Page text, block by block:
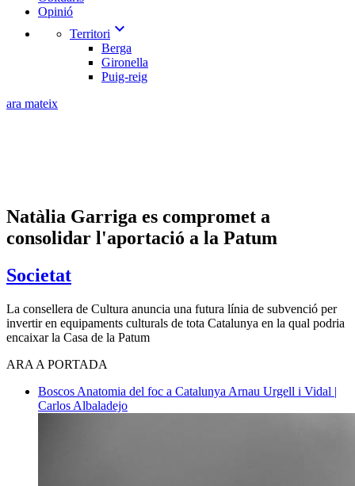
Opinió
Territori expand_more
Berga
Gironella
Puig-reig
ara mateix
Natàlia Garriga es compromet a
consolidar l'aportació a la Patum
Societat
La consellera de Cultura anuncia una futura línia de subvenció per
invertir en equipaments culturals de tota Catalunya en la qual podria
encaixar la Casa de la Patum
ARA A PORTADA
Boscos Anatomia del foc a Catalunya Arnau Urgell i Vidal |
Carlos Albaladejo